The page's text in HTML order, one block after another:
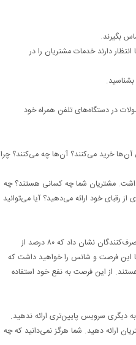
بگیرند.
دارند خدمات مشتریان را در
در دستگاه‌های تلفن همراه خود
خرید می‌کنند؟ آن‌ها چه می‌کنند؟ چرا
داشت. مشتریان شما چه کسانی هستند؟ چه
رقبای خود ارائه می‌دهید؟ آیا می‌توانید
تجربه مشتری به‌عنوان یکی از مهم‌ترین ابزار برای افزایش وفاداری مشتریان است. یک مطالعه انجام‌شده توسط اداره امور مصرف‌کنندگان نشان داد که ۸۰ درصد از
این فرصت و شانس را خواهید داشت که
از این فرصت به نفع خود استفاده
دیگری سرویس پایین‌تری ارائه ندهید.
ارائه دهید. شما هرگز نمی‌دانید که چه